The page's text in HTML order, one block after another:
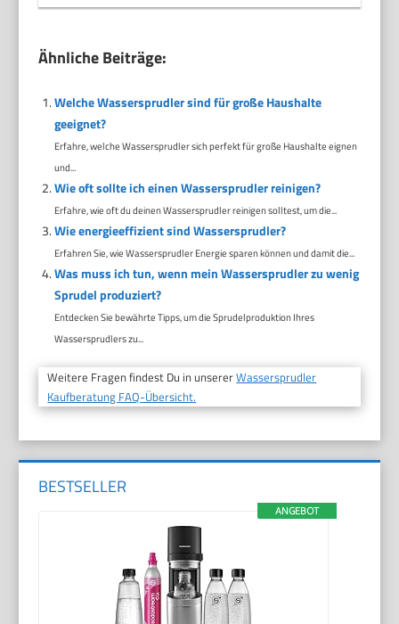
Ähnliche Beiträge:
Welche Wassersprudler sind für große Haushalte
geeignet?
Erfahre, welche Wassersprudler sich perfekt für große Haushalte eignen
und...
Wie oft sollte ich einen Wassersprudler reinigen?
Erfahre, wie oft du deinen Wassersprudler reinigen solltest, um die...
Wie energieeffizient sind Wassersprudler?
Erfahren Sie, wie Wassersprudler Energie sparen können und damit die...
Was muss ich tun, wenn mein Wassersprudler zu wenig
Sprudel produziert?
Entdecken Sie bewährte Tipps, um die Sprudelproduktion Ihres
Wassersprudlers zu...
Weitere Fragen findest Du in unsererWassersprudler
Kaufberatung FAQ-Übersicht.
BESTSELLER
ANGEBOT